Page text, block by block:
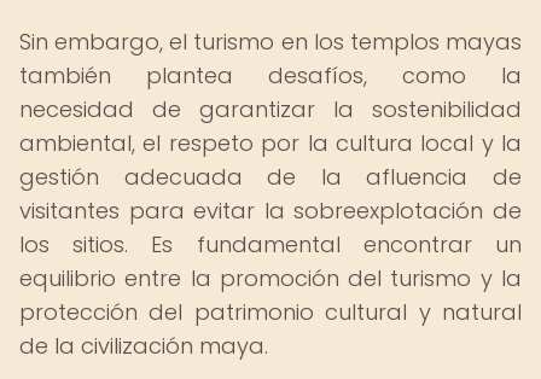
Sin embargo, el turismo en los templos mayas
también plantea desafíos, como la
necesidad de garantizar la sostenibilidad
ambiental, el respeto por la cultura local y la
gestión adecuada de la afluencia de
visitantes para evitar la sobreexplotación de
los sitios. Es fundamental encontrar un
equilibrio entre la promoción del turismo y la
protección del patrimonio cultural y natural
de la civilización maya.